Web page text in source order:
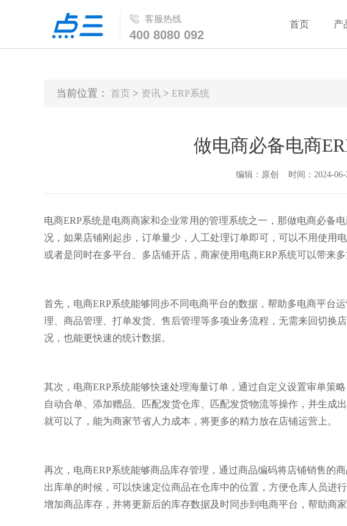
客服热线
400 8080 092
首页 产
当前位置： 首页 > 资讯 > ERP系统
做电商必备电商
编辑：原创 时间：2024-06-
电商ERP系统是电商商家和企业常用的管理系统之一，那做电商必备
况，如果店铺刚起步，订单量少，人工处理订单即可，可以不用使用
或者是同时在多平台、多店铺开店，商家使用电商ERP系统可以带来多
首先，电商ERP系统能够同步不同电商平台的数据，帮助多电商平台
理、商品管理、打单发货、售后管理等多项业务流程，无需来回切换
况，也能更快速的统计数据。
其次，电商ERP系统能够快速处理海量订单，通过自定义设置审单策
自动合单、添加赠品、匹配发货仓库、匹配发货物流等操作，并生成
就可以了，能为商家节省人力成本，将更多的精力放在店铺运营上。
再次，电商ERP系统能够商品库存管理，通过商品编码将店铺销售的
出库单的时候，可以快速定位商品在仓库中的位置，方便仓库人员进
增加商品库存，并将更新后的库存数据及时同步到电商平台，帮助商家